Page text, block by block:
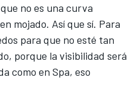
no es una curva
mojado. Así que sí. Para
para que no esté tan
porque la visibilidad será
como en Spa, eso